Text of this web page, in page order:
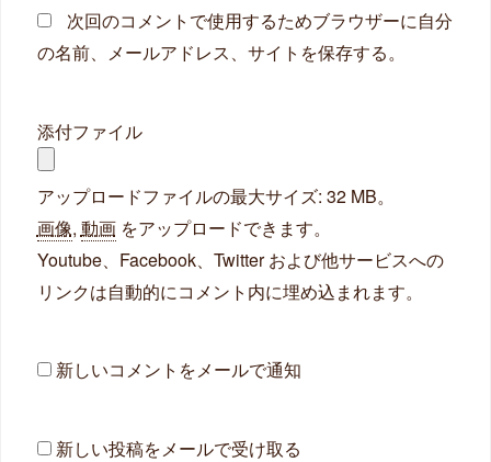
次回のコメントで使用するためブラウザーに自分
の名前、メールアドレス、サイトを保存する。
添付ファイル
アップロードファイルの最大サイズ: 32 MB。
画像, 動画をアップロードできます。
Youtube、Facebook、Twitter および他サービスへの
リンクは自動的にコメント内に埋め込まれます。
新しいコメントをメールで通知
新しい投稿をメールで受け取る